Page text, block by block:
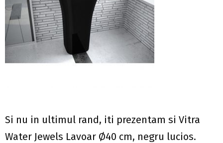
Si nu in ultimul rand, iti prezentam si Vitra
Water Jewels Lavoar Ø40 cm, negru lucios.